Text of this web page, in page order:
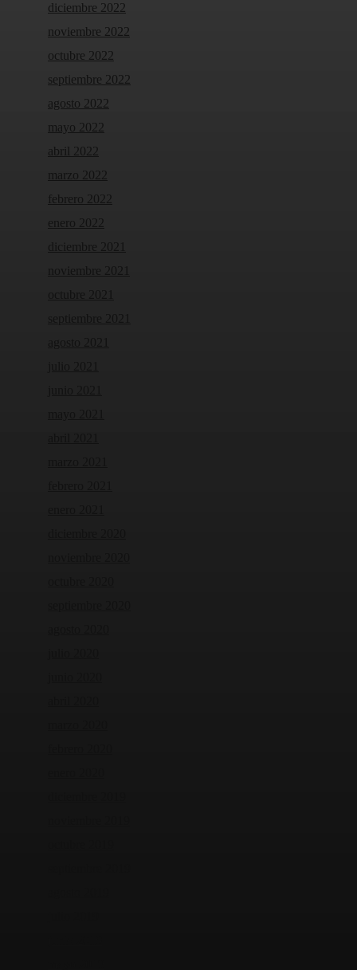
diciembre 2022
noviembre 2022
octubre 2022
septiembre 2022
agosto 2022
mayo 2022
abril 2022
marzo 2022
febrero 2022
enero 2022
diciembre 2021